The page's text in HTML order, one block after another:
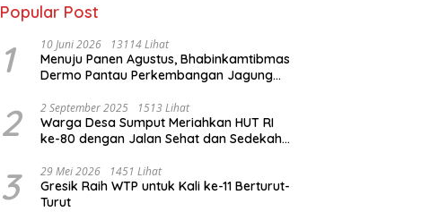
Membatalkan Hak
Popular Post
1 10 Juni 2026 13114 Lihat
Menuju Panen Agustus, Bhabinkamtibmas
Dermo Pantau Perkembangan Jagung
2 2 September 2025 1513 Lihat
Warga Desa Sumput Meriahkan HUT RI
ke-80 dengan Jalan Sehat dan Sedekah
3 29 Mei 2026 1451 Lihat
Gresik Raih WTP untuk Kali ke-11 Berturut-
Turut